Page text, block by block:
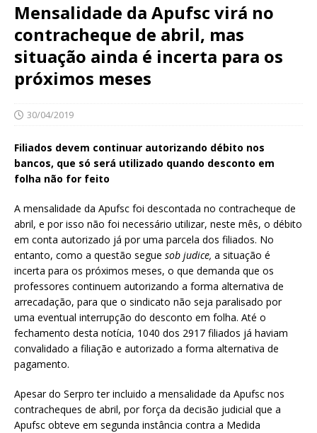
Mensalidade da Apufsc virá no
contracheque de abril, mas
situação ainda é incerta para os
próximos meses
30/04/2019
Filiados devem continuar autorizando débito nos
bancos, que só será utilizado quando desconto em
folha não for feito
A mensalidade da Apufsc foi descontada no contracheque de
abril, e por isso não foi necessário utilizar, neste mês, o débito
em conta autorizado já por uma parcela dos filiados. No
entanto, como a questão segue sob judice, a situação é
incerta para os próximos meses, o que demanda que os
professores continuem autorizando a forma alternativa de
arrecadação, para que o sindicato não seja paralisado por
uma eventual interrupção do desconto em folha. Até o
fechamento desta notícia, 1040 dos 2917 filiados já haviam
convalidado a filiação e autorizado a forma alternativa de
pagamento.
Apesar do Serpro ter incluido a mensalidade da Apufsc nos
contracheques de abril, por força da decisão judicial que a
Apufsc obteve em segunda instância contra a Medida